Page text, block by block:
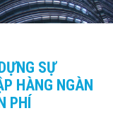
SỰ
HÀNG NGÀN
PHÍ